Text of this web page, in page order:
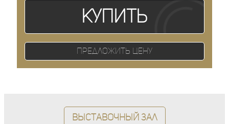
Купить
Предложить цену
Выставочный зал